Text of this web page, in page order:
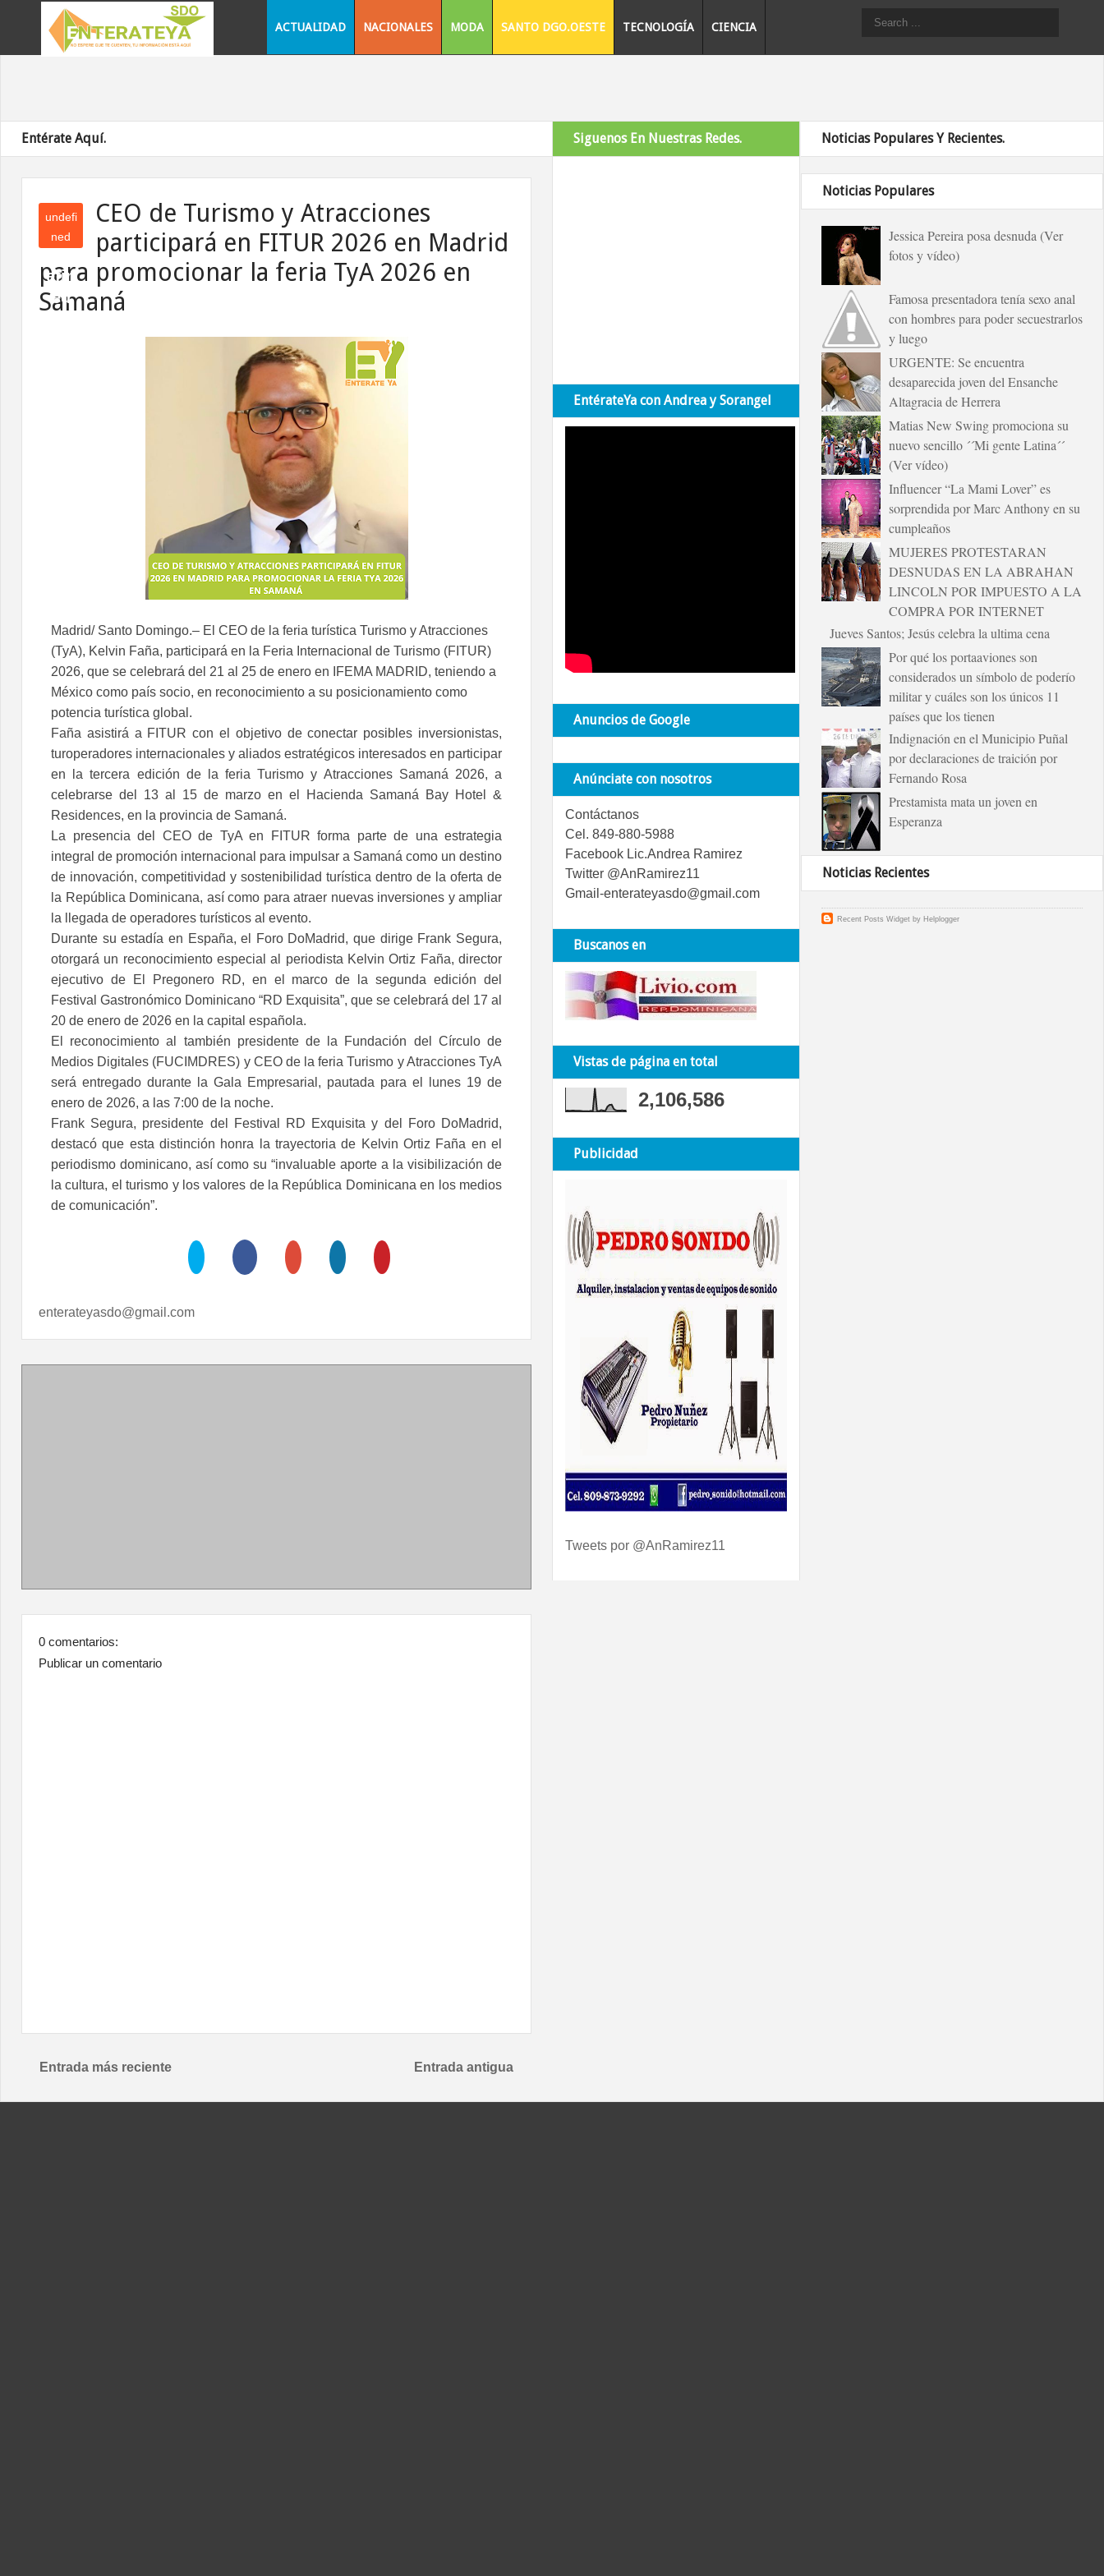
ACTUALIDAD NACIONALES MODA SANTO DGO.OESTE TECNOLOGÍA CIENCIA
Entérate Aquí.
undefi
ned
efin
ed
CEO de Turismo y Atracciones
participará en FITUR 2026 en Madrid
para promocionar la feria TyA 2026 en
Samaná
Madrid/ Santo Domingo.– El CEO de la feria turística Turismo y Atracciones
(TyA), Kelvin Faña, participará en la Feria Internacional de Turismo (FITUR)
2026, que se celebrará del 21 al 25 de enero en IFEMA MADRID, teniendo a
México como país socio, en reconocimiento a su posicionamiento como
potencia turística global.
Faña asistirá a FITUR con el objetivo de conectar posibles inversionistas,
turoperadores internacionales y aliados estratégicos interesados en participar
en la tercera edición de la feria Turismo y Atracciones Samaná 2026, a
celebrarse del 13 al 15 de marzo en el Hacienda Samaná Bay Hotel &
Residences, en la provincia de Samaná.
La presencia del CEO de TyA en FITUR forma parte de una estrategia
integral de promoción internacional para impulsar a Samaná como un destino
de innovación, competitividad y sostenibilidad turística dentro de la oferta de
la República Dominicana, así como para atraer nuevas inversiones y ampliar
la llegada de operadores turísticos al evento.
Durante su estadía en España, el Foro DoMadrid, que dirige Frank Segura,
otorgará un reconocimiento especial al periodista Kelvin Ortiz Faña, director
ejecutivo de El Pregonero RD, en el marco de la segunda edición del
Festival Gastronómico Dominicano “RD Exquisita”, que se celebrará del 17 al
20 de enero de 2026 en la capital española.
El reconocimiento al también presidente de la Fundación del Círculo de
Medios Digitales (FUCIMDRES) y CEO de la feria Turismo y Atracciones TyA
será entregado durante la Gala Empresarial, pautada para el lunes 19 de
enero de 2026, a las 7:00 de la noche.
Frank Segura, presidente del Festival RD Exquisita y del Foro DoMadrid,
destacó que esta distinción honra la trayectoria de Kelvin Ortiz Faña en el
periodismo dominicano, así como su “invaluable aporte a la visibilización de
la cultura, el turismo y los valores de la República Dominicana en los medios
de comunicación”.
enterateyasdo@gmail.com
0 comentarios:
Publicar un comentario
Entrada más reciente Entrada antigua
Siguenos En Nuestras Redes.
EntérateYa con Andrea y Sorangel
Anuncios de Google
Anúnciate con nosotros
Contáctanos
Cel. 849-880-5988
Facebook Lic.Andrea Ramirez
Twitter @AnRamirez11
Gmail-enterateyasdo@gmail.com
Buscanos en
Vistas de página en total
2,106,586
Publicidad
Tweets por @AnRamirez11
Noticias Populares Y Recientes.
Noticias Populares
Jessica Pereira posa desnuda (Ver
fotos y vídeo)
Famosa presentadora tenía sexo anal
con hombres para poder secuestrarlos
y luego
URGENTE: Se encuentra
desaparecida joven del Ensanche
Altagracia de Herrera
Matias New Swing promociona su
nuevo sencillo ´´Mi gente Latina´´
(Ver vídeo)
Influencer “La Mami Lover” es
sorprendida por Marc Anthony en su
cumpleaños
MUJERES PROTESTARAN
DESNUDAS EN LA ABRAHAN
LINCOLN POR IMPUESTO A LA
COMPRA POR INTERNET
Jueves Santos; Jesús celebra la ultima cena
Por qué los portaaviones son
considerados un símbolo de poderío
militar y cuáles son los únicos 11
países que los tienen
Indignación en el Municipio Puñal
por declaraciones de traición por
Fernando Rosa
Prestamista mata un joven en
Esperanza
Noticias Recientes
Recent Posts Widgetby Helplogger